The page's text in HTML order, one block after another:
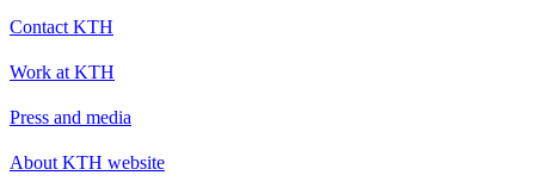
Contact KTH
Work at KTH
Press and media
About KTH website